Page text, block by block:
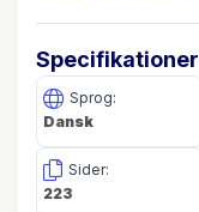
Specifikationer
Sprog:
Dansk
Sider:
223